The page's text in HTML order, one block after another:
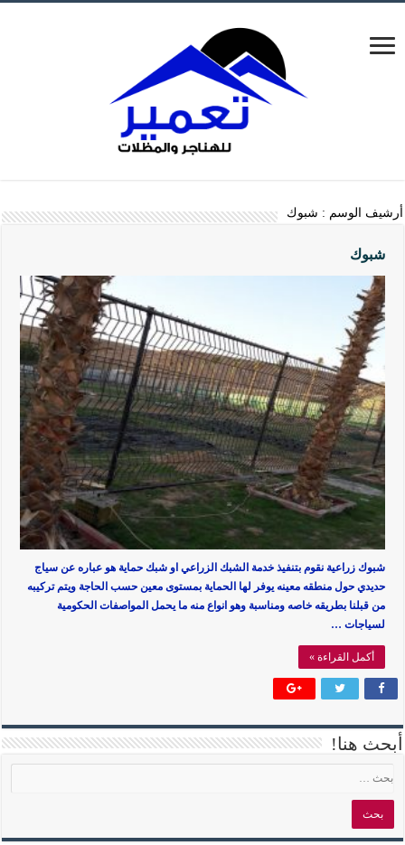
أرشيف الوسم : شبوك
شبوك
شبوك زراعية نقوم بتنفيذ خدمة الشبك الزراعي او شبك حماية هو عباره عن سياج
حديدي حول منطقه معينه يوفر لها الحماية بمستوى معين حسب الحاجة ويتم تركيبه
من قبلنا بطريقه خاصه ومناسبة وهو انواع منه ما يحمل المواصفات الحكومية
لسياجات …
أكمل القراءة »
أبحث هنا!